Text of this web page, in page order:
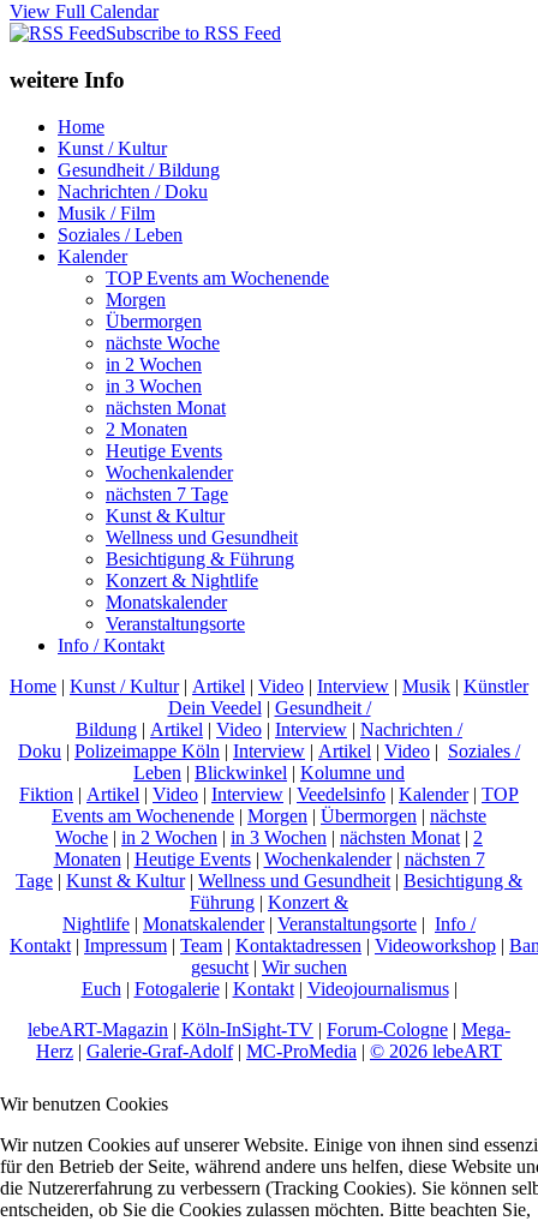
View Full Calendar
Subscribe to RSS Feed
weitere Info
Home
Kunst / Kultur
Gesundheit / Bildung
Nachrichten / Doku
Musik / Film
Soziales / Leben
Kalender
TOP Events am Wochenende
Morgen
Übermorgen
nächste Woche
in 2 Wochen
in 3 Wochen
nächsten Monat
2 Monaten
Heutige Events
Wochenkalender
nächsten 7 Tage
Kunst & Kultur
Wellness und Gesundheit
Besichtigung & Führung
Konzert & Nightlife
Monatskalender
Veranstaltungsorte
Info / Kontakt
Home | Kunst / Kultur| Artikel | Video | Interview | Musik | Künstler
Dein Veedel | Gesundheit /
Bildung | Artikel | Video | Interview | Nachrichten /
Doku | Polizeimappe Köln | Interview | Artikel | Video | Soziales /
Leben | Blickwinkel | Kolumne und
Fiktion | Artikel | Video | Interview | Veedelsinfo | Kalender| TOP
Events am Wochenende | Morgen | Übermorgen | nächste
Woche | in 2 Wochen | in 3 Wochen | nächsten Monat | 2
Monaten | Heutige Events| Wochenkalender| nächsten 7
Tage | Kunst & Kultur| Wellness und Gesundheit | Besichtigung &
Führung | Konzert &
Nightlife | Monatskalender| Veranstaltungsorte | Info /
Kontakt | Impressum | Team | Kontaktadressen | Videoworkshop |
gesucht | Wir suchen
Euch | Fotogalerie| Kontakt| Videojournalismus|
lebeART-Magazin | Köln-InSight-TV | Forum-Cologne | Mega-
Herz | Galerie-Graf-Adolf| MC-ProMedia | © 2026 lebeART
Wir benutzen Cookies
Wir nutzen Cookies auf unserer Website. Einige von ihnen sind
für den Betrieb der Seite, während andere uns helfen, diese Website
die Nutzererfahrung zu verbessern (Tracking Cookies). Sie können
entscheiden, ob Sie die Cookies zulassen möchten. Bitte beachten Sie,